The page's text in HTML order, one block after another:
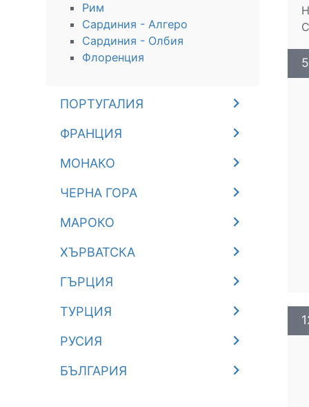
Рим
Сардиния - Алгеро
Сардиния - Олбия
Флоренция
ПОРТУГАЛИЯ
ФРАНЦИЯ
МОНАКО
ЧЕРНА ГОРА
МАРОКО
ХЪРВАТСКА
ГЪРЦИЯ
ТУРЦИЯ
РУСИЯ
БЪЛГАРИЯ